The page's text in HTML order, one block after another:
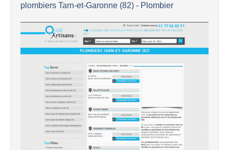
plombiers Tarn-et-Garonne (82) - Plombier